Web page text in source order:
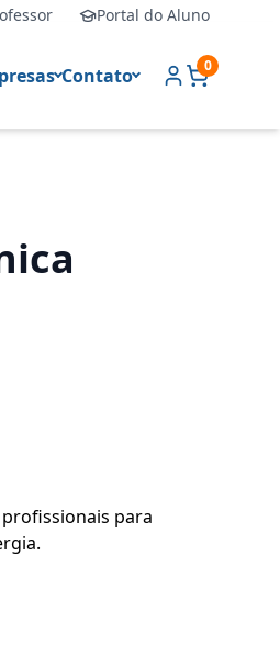
Portal do Aluno
Contato 0
para